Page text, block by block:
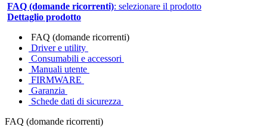
FAQ (domande ricorrenti): selezionare il prodotto
Dettaglio prodotto
FAQ (domande ricorrenti)
Driver e utility
Consumabili e accessori
Manuali utente
FIRMWARE
Garanzia
Schede dati di sicurezza
FAQ (domande ricorrenti)